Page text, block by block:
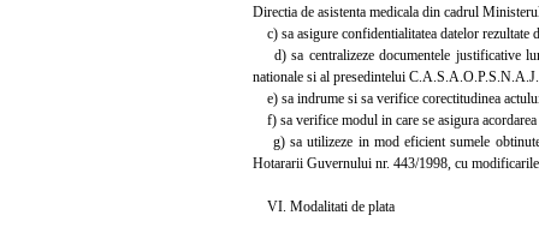
Directia de asistenta medicala din cadrul
c) sa asigure confidentialitatea datelor rezultate
d) sa centralizeze documentele justificative
nationale si al presedintelui
e) sa indrume si sa verifice corectitudinea
f) sa verifice modul in care se asigura
g) sa utilizeze in mod eficient sumele
Hotararii Guvernului nr. 443/1998, cu
VI. Modalitati de plata